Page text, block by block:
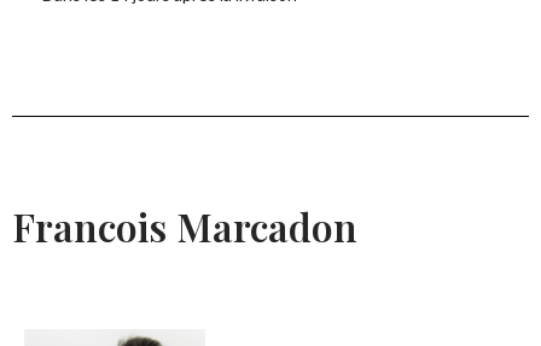
Francois Marcadon